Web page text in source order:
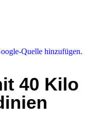
Quelle hinzufügen.
40 Kilo